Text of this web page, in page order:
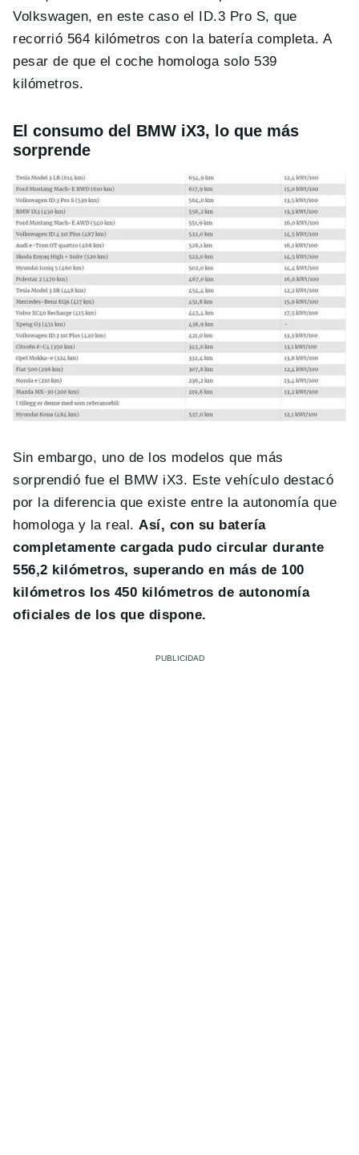
Volkswagen, en este caso el ID.3 Pro S, que
recorrió 564 kilómetros con la batería completa. A
pesar de que el coche homologa solo 539
kilómetros.
El consumo del BMW iX3, lo que más
sorprende
Sin embargo, uno de los modelos que más
sorprendió fue el BMW iX3. Este vehículo destacó
por la diferencia que existe entre la autonomía que
homologa y la real. Así, con su batería
completamente cargada pudo circular durante
556,2 kilómetros, superando en más de 100
kilómetros los 450 kilómetros de autonomía
oficiales de los que dispone.